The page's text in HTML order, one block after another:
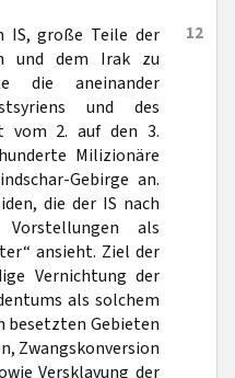
12
IS, große Teile der
und dem Irak zu
die aneinander
und des
vom 2. auf den 3.
Milizionäre
Gebirge an.
die der IS nach
Vorstellungen als
ansieht. Ziel der
Vernichtung der
als solchem
besetzten Gebieten
Zwangskonversion
Versklavung der